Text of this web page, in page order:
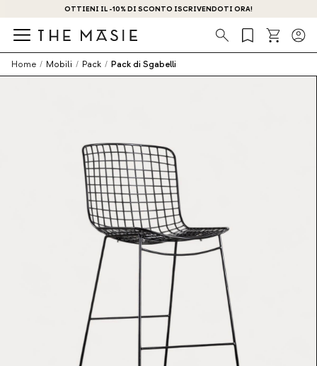
OTTIENI IL -10% DI SCONTO ISCRIVENDOTI ORA!
Ricerca
Home / Mobili / Pack / Pack di Sgabelli